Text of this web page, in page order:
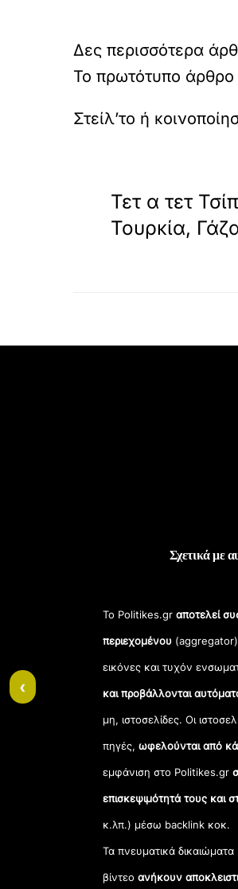
Δες περισσότερα
Το πρωτότυπο άρθρο
Τετ α τετ
Τουρκία,
Σχετικά με
Το Politikes.grαποτελεί
περιεχομένου
εικόνες και τυχόν
και προβάλλονται
μη, ιστοσελίδες. Οι
πηγές,ωφελούνται από
εμφάνιση στο Politikes.gr
επισκεψιμότητά τους και
κ.λπ.) μέσω backlink κοκ.
Τα πνευματικά
βίντεοανήκουν
‹